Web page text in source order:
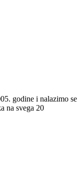
godine i nalazimo se
na svega 20